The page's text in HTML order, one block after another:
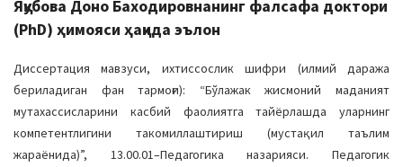
v
g
a
t
i
o
Яқубова Доно Баходировнанинг фалсафа доктори
(PhD) ҳимояси ҳақида эълон
Диссертация мавзуси, ихтиссослик шифри (илмий даража
бериладиган фан тармоғи): “Бўлажак жисмоний маданият
мутахассисларини касбий фаолиятга тайёрлашда уларнинг
компетентлигини такомиллаштириш (мустақил таълим
жараёнида)”, 13.00.01–Педагогика назарияси. Педагогик